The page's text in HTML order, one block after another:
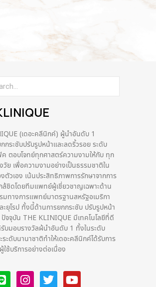
(เดอะคลีนิกค์) ผู้นำอันดับ 1
กระชับปรับรูปหน้าและลดริ้วรอย ระดับ
ค ตอบโจทย์ทุกศาสตร์ความงามให้กับ ทุก
ย เพื่อความงามอย่างเป็นธรรมชาติใน
ตัวเอง เน้นประสิทธิภาพการรักษาจากการ
ล้ชิดโดยทีมแพทย์ผู้เชี่ยวชาญเฉพาะด้าน
มทางการแพทย์มาตรฐานสหรัฐอเมริกา
ะยุโรป ทั้งนี้ด้านการยกกระชับ ปรับรูปหน้า
จจุบัน THE KLINIQUE มีเทคโนโลยีที่ดี
บมอบรางวัลผ้นำอันดับ 1 ทั้งในระดับ
ระดับนานาชาติทําให้เดอะคลีนิกค์ได้รับการ
ใช้บริการอย่างต่อเนื่อง